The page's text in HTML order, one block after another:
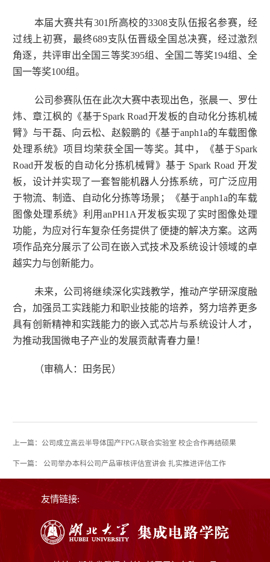
本届大赛共有301 所高校的3308支队伍报名参赛，经
过线上初赛，最终689支队伍晋级全国总决赛，经过激烈
角逐，共评审出全国三等奖395组、全国二等奖194组、全
国一等奖100组。
公司参赛队伍在此次大赛中表现出色，张晨一、罗仕
炜、章江枫的《基于Spark Road开发板的自动化分拣机械
臂》与干磊、向云松、赵毅鹏的《基于anph1a的车载图像
处理系统》项目均荣获全国一等奖。其中，《基于Spark
Road开发板的自动化分拣机械臂》基于 Spark Road 开发
板，设计并实现了一套智能机器人分拣系统，可广泛应用
于物流、制造、自动化分拣等场景；
《基于anph1a的车载
图像处理系统》利用anPH1A开发板实现了实时图像处理
功能，为应对行车复杂任务提供了便捷的解决方案。这两
项作品充分展示了公司在嵌入式技术及系统设计领域的卓
越实力与创新能力。
未来，公司将继续深化实践教学，推动产学研深度融
合，加强员工实践能力和职业技能的培养，努力培养更多
具有创新精神和实践能力的嵌入式芯片与系统设计人才，
为推动我国微电子产业的发展贡献青春力量！
（审稿人：田务民）
上一篇：公司成立高云半导体国产FPGA联合实验室 校企合作再结硕果
下一篇： 公司举办本科公司产品审核评估宣讲会 扎实推进评估工作
友情链接: